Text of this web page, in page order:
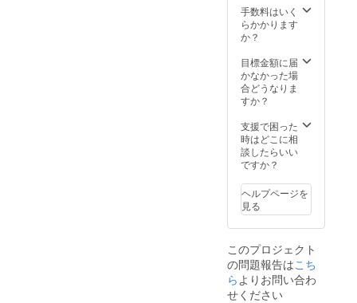
手数料はいく
らかかります
か？
目標金額に届
かなかった場
合どうなりま
すか？
支援で困った
時はどこに相
談したらいい
ですか？
ヘルプページを
見る
このプロジェクト
の問題報告はこち
ら よりお問い合わ
せください